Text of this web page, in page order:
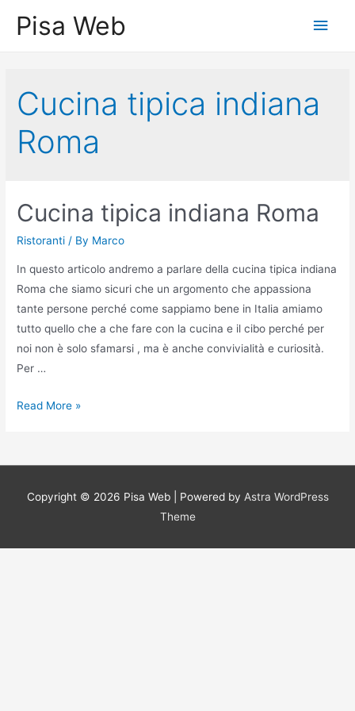
Pisa Web
Main
Cucina tipica indiana
Roma
Cucina tipica indiana Roma
Ristoranti / By Marco
In questo articolo andremo a parlare della cucina tipica indiana
Roma che siamo sicuri che un argomento che appassiona
tante persone perché come sappiamo bene in Italia amiamo
tutto quello che a che fare con la cucina e il cibo perché per
noi non è solo sfamarsi , ma è anche convivialità e curiosità.
Per …
Cucina
Roma
Read More »
Copyright © 2026 Pisa Web| Powered by Astra WordPress
Theme